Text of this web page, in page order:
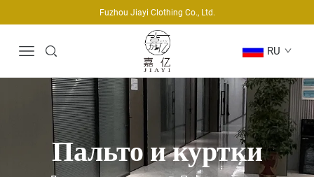
Fuzhou Jiayi Clothing Co., Ltd.
RU
Пальто и куртки